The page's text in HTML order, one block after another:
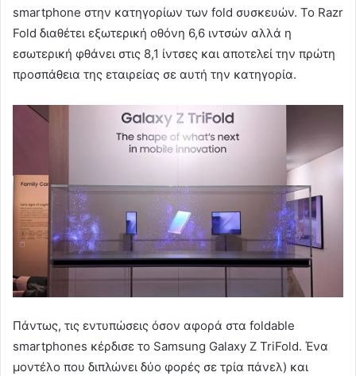
smartphone στην κατηγορίων των fold συσκευών. Το Razr
Fold διαθέτει εξωτερική οθόνη 6,6 ιντσών αλλά η
εσωτερική φθάνει στις 8,1 ίντσες και αποτελεί την πρώτη
προσπάθεια της εταιρείας σε αυτή την κατηγορία.
Πάντως, τις εντυπώσεις όσον αφορά στα foldable
smartphones κέρδισε το Samsung Galaxy Z TriFold. Ένα
μοντέλο που διπλώνει δύο φορές σε τρία πάνελ) και